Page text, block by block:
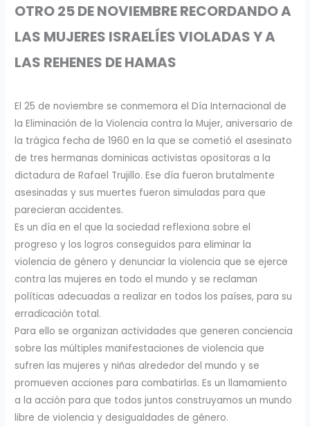
OTRO 25 DE NOVIEMBRE RECORDANDO A
LAS MUJERES ISRAELÍES VIOLADAS Y A
LAS REHENES DE HAMAS
El 25 de noviembre se conmemora el Día Internacional de
la Eliminación de la Violencia contra la Mujer, aniversario de
la trágica fecha de 1960 en la que se cometió el asesinato
de tres hermanas dominicas activistas opositoras a la
dictadura de Rafael Trujillo. Ese día fueron brutalmente
asesinadas y sus muertes fueron simuladas para que
parecieran accidentes.
Es un día en el que la sociedad reflexiona sobre el
progreso y los logros conseguidos para eliminar la
violencia de género y denunciar la violencia que se ejerce
contra las mujeres en todo el mundo y se reclaman
políticas adecuadas a realizar en todos los países, para su
erradicación total.
Para ello se organizan actividades que generen conciencia
sobre las múltiples manifestaciones de violencia que
sufren las mujeres y niñas alrededor del mundo y se
promueven acciones para combatirlas. Es un llamamiento
a la acción para que todos juntos construyamos un mundo
libre de violencia y desigualdades de género.